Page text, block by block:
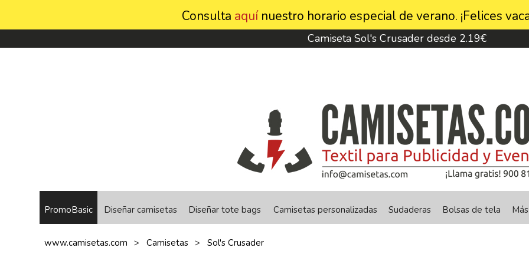
Consulta aquínuestro horario especial de verano. ¡Felices
Camiseta Sol's Crusader desde 2.19€
PromoBasic Diseñar camisetas Diseñar tote bags Camisetas personalizadas Sudaderas Bolsas de tela
www.camisetas.com Camisetas Sol's Crusader